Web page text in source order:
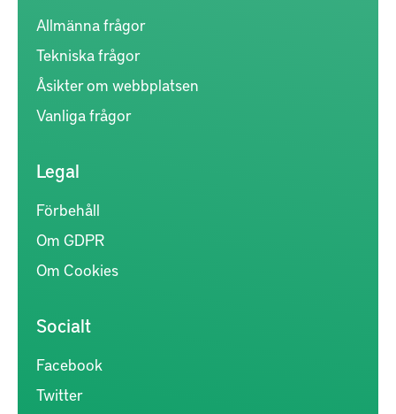
Allmänna frågor
Tekniska frågor
Åsikter om webbplatsen
Vanliga frågor
Legal
Förbehåll
Om GDPR
Om Cookies
Socialt
Facebook
Twitter